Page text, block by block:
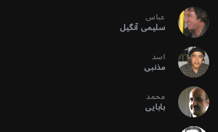
عباس
سلیمی آنگیل
اسد
مذنبی
محمد
بابایی